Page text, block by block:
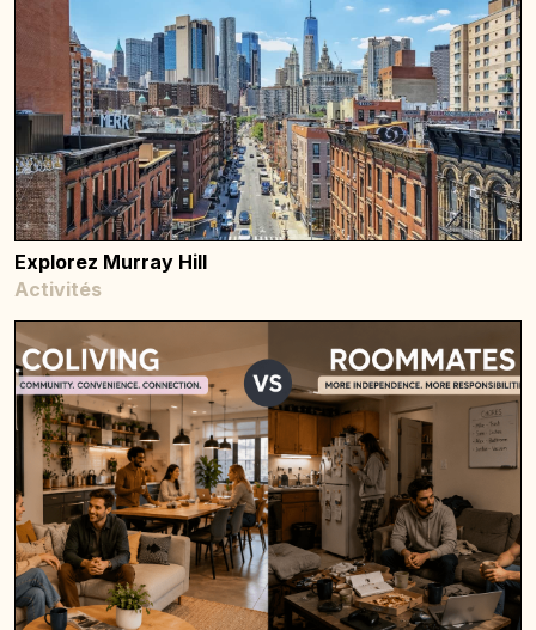
Explorez Murray Hill
Activités